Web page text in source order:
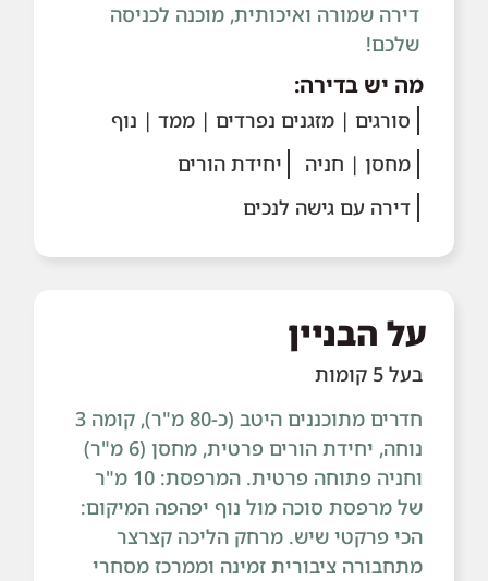
דירה שמורה ואיכותית, מוכנה לכניסה
שלכם!
מה יש בדירה:
סורגים | מזגנים נפרדים | ממד | נוף
מחסן | חניה
יחידת הורים
דירה עם גישה לנכים
על הבניין
בעל 5 קומות
חדרים מתוכננים היטב (כ-80 מ"ר), קומה 3
נוחה, יחידת הורים פרטית, מחסן (6 מ"ר)
וחניה פתוחה פרטית. המרפסת: 10 מ"ר
של מרפסת סוכה מול נוף יפהפה המיקום:
הכי פרקטי שיש. מרחק הליכה קצרצר
מתחבורה ציבורית זמינה וממרכז מסחרי